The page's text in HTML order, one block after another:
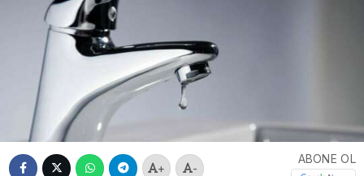
+ -
ABONE OL